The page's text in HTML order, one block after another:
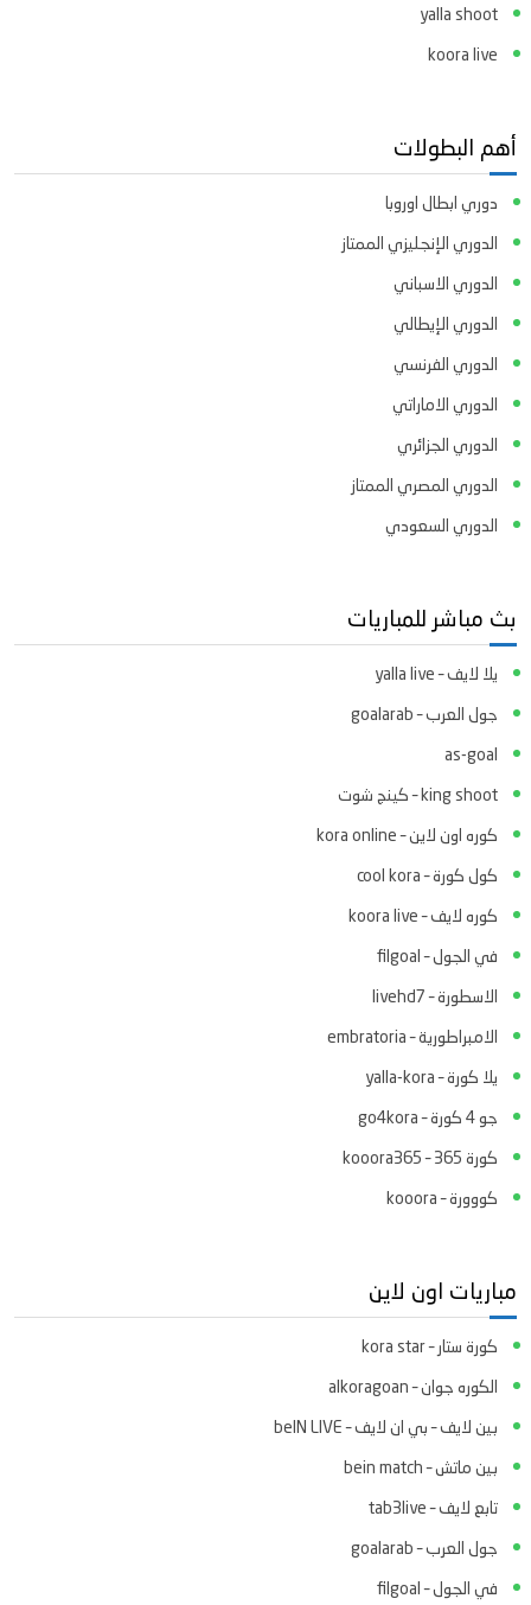
yalla shoot
koora live
أهم البطولات
دوري ابطال اوروبا
الدوري الإنجليزي الممتاز
الدوري الاسباني
الدوري الإيطالي
الدوري الفرنسي
الدوري الاماراتي
الدوري الجزائري
الدوري المصري الممتاز
الدوري السعودي
بث مباشر للمباريات
يلا لايف – yalla live
جول العرب – goalarab
as-goal
king shoot – كينج شوت
كوره اون لاين – kora online
كول كورة – cool kora
كوره لايف – koora live
في الجول – filgoal
الاسطورة – livehd7
الامبراطورية – embratoria
يلا كورة – yalla-kora
جو 4 كورة – go4kora
كورة 365 – kooora365
كووورة – kooora
مباريات اون لاين
كورة ستار – kora star
الكوره جوان – alkoragoan
بين لايف – بي ان لايف – beIN LIVE
بين ماتش – bein match
تابع لايف – tab3live
جول العرب – goalarab
في الجول – filgoal